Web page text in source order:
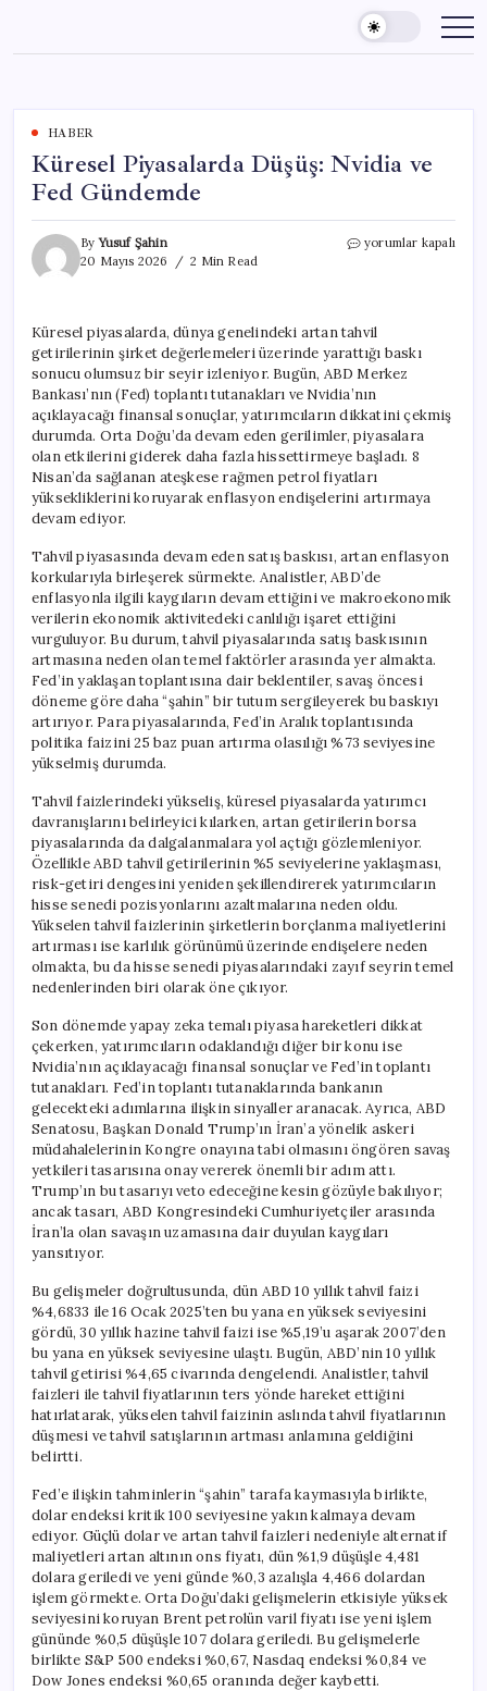
content
HABER
Küresel Piyasalarda Düşüş: Nvidia ve
Fed Gündemde
ByYusuf Şahin
20 Mayıs 2026
2 Min Read
Küresel
Fed
Gündemde
için
yorumlar kapalı
Küresel piyasalarda, dünya genelindeki artan tahvil
getirilerinin şirket değerlemeleri üzerinde yarattığı baskı
sonucu olumsuz bir seyir izleniyor. Bugün, ABD Merkez
Bankası’nın (Fed) toplantı tutanakları ve Nvidia’nın
açıklayacağı finansal sonuçlar, yatırımcıların dikkatini çekmiş
durumda. Orta Doğu’da devam eden gerilimler, piyasalara
olan etkilerini giderek daha fazla hissettirmeye başladı. 8
Nisan’da sağlanan ateşkese rağmen petrol fiyatları
yüksekliklerini koruyarak enflasyon endişelerini artırmaya
devam ediyor.
Tahvil piyasasında devam eden satış baskısı, artan enflasyon
korkularıyla birleşerek sürmekte. Analistler, ABD’de
enflasyonla ilgili kaygıların devam ettiğini ve makroekonomik
verilerin ekonomik aktivitedeki canlılığı işaret ettiğini
vurguluyor. Bu durum, tahvil piyasalarında satış baskısının
artmasına neden olan temel faktörler arasında yer almakta.
Fed’in yaklaşan toplantısına dair beklentiler, savaş öncesi
döneme göre daha “şahin” bir tutum sergileyerek bu baskıyı
artırıyor. Para piyasalarında, Fed’in Aralık toplantısında
politika faizini 25 baz puan artırma olasılığı %73 seviyesine
yükselmiş durumda.
Tahvil faizlerindeki yükseliş, küresel piyasalarda yatırımcı
davranışlarını belirleyici kılarken, artan getirilerin borsa
piyasalarında da dalgalanmalara yol açtığı gözlemleniyor.
Özellikle ABD tahvil getirilerinin %5 seviyelerine yaklaşması,
risk-getiri dengesini yeniden şekillendirerek yatırımcıların
hisse senedi pozisyonlarını azaltmalarına neden oldu.
Yükselen tahvil faizlerinin şirketlerin borçlanma maliyetlerini
artırması ise karlılık görünümü üzerinde endişelere neden
olmakta, bu da hisse senedi piyasalarındaki zayıf seyrin temel
nedenlerinden biri olarak öne çıkıyor.
Son dönemde yapay zeka temalı piyasa hareketleri dikkat
çekerken, yatırımcıların odaklandığı diğer bir konu ise
Nvidia’nın açıklayacağı finansal sonuçlar ve Fed’in toplantı
tutanakları. Fed’in toplantı tutanaklarında bankanın
gelecekteki adımlarına ilişkin sinyaller aranacak. Ayrıca, ABD
Senatosu, Başkan Donald Trump’ın İran’a yönelik askeri
müdahalelerinin Kongre onayına tabi olmasını öngören savaş
yetkileri tasarısına onay vererek önemli bir adım attı.
Trump’ın bu tasarıyı veto edeceğine kesin gözüyle bakılıyor;
ancak tasarı, ABD Kongresindeki Cumhuriyetçiler arasında
İran’la olan savaşın uzamasına dair duyulan kaygıları
yansıtıyor.
Bu gelişmeler doğrultusunda, dün ABD 10 yıllık tahvil faizi
%4,6833 ile 16 Ocak 2025’ten bu yana en yüksek seviyesini
gördü, 30 yıllık hazine tahvil faizi ise %5,19’u aşarak 2007’den
bu yana en yüksek seviyesine ulaştı. Bugün, ABD’nin 10 yıllık
tahvil getirisi %4,65 civarında dengelendi. Analistler, tahvil
faizleri ile tahvil fiyatlarının ters yönde hareket ettiğini
hatırlatarak, yükselen tahvil faizinin aslında tahvil fiyatlarının
düşmesi ve tahvil satışlarının artması anlamına geldiğini
belirtti.
Fed’e ilişkin tahminlerin “şahin” tarafa kaymasıyla birlikte,
dolar endeksi kritik 100 seviyesine yakın kalmaya devam
ediyor. Güçlü dolar ve artan tahvil faizleri nedeniyle alternatif
maliyetleri artan altının ons fiyatı, dün %1,9 düşüşle 4,481
dolara geriledi ve yeni günde %0,3 azalışla 4,466 dolardan
işlem görmekte. Orta Doğu’daki gelişmelerin etkisiyle yüksek
seviyesini koruyan Brent petrolün varil fiyatı ise yeni işlem
gününde %0,5 düşüşle 107 dolara geriledi. Bu gelişmelerle
birlikte S&P 500 endeksi %0,67, Nasdaq endeksi %0,84 ve
Dow Jones endeksi %0,65 oranında değer kaybetti.